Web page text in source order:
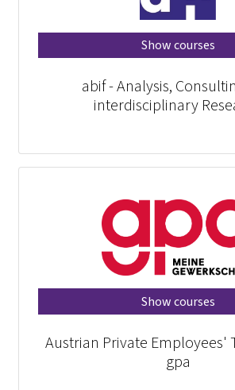
Show courses
abif - Analysis,
interdisciplinary
Show courses
Austrian Private Employees'
gpa